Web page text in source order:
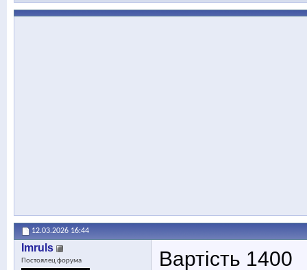
12.03.2026 16:44
Imruls
Постоялец форума Вартість 1400